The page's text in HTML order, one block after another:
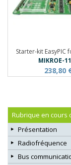
Starter-kit EasyPIC
MIKROE-
238,80
Rubrique en cours
Présentation
Radiofréquence
Bus